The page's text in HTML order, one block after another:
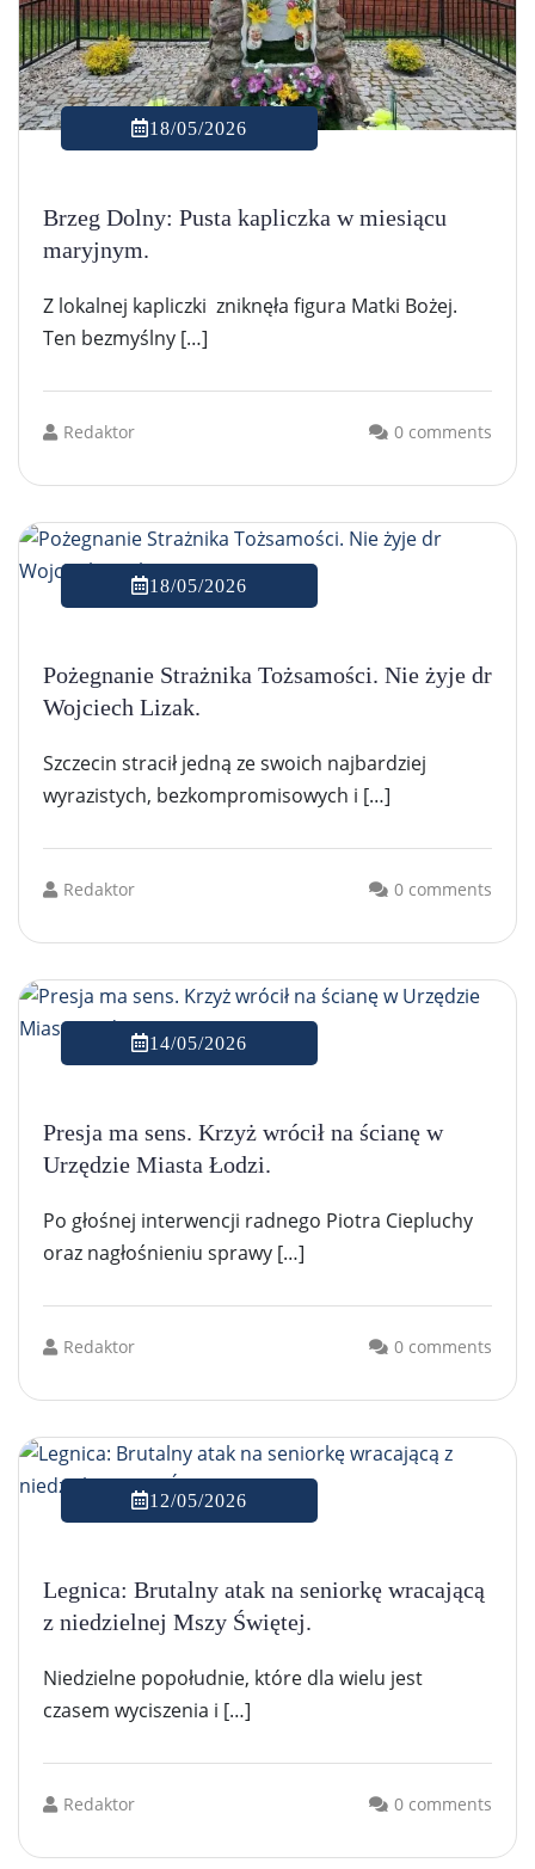
18/05/2026
Brzeg Dolny: Pusta kapliczka w miesiącu
maryjnym.
Z lokalnej kapliczki zniknęła figura Matki Bożej.
Ten bezmyślny […]
Redaktor 0 comments
18/05/2026
Pożegnanie Strażnika Tożsamości. Nie żyje dr
Wojciech Lizak.
Szczecin stracił jedną ze swoich najbardziej
wyrazistych, bezkompromisowych i […]
Redaktor 0 comments
14/05/2026
Presja ma sens. Krzyż wrócił na ścianę w
Urzędzie Miasta Łodzi.
Po głośnej interwencji radnego Piotra Ciepluchy
oraz nagłośnieniu sprawy […]
Redaktor 0 comments
12/05/2026
Legnica: Brutalny atak na seniorkę wracającą
z niedzielnej Mszy Świętej.
Niedzielne popołudnie, które dla wielu jest
czasem wyciszenia i […]
Redaktor 0 comments